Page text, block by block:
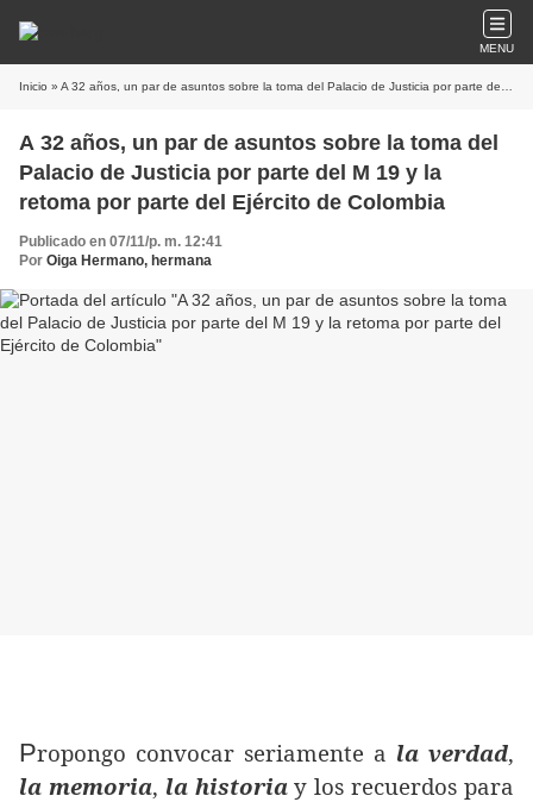
MENU
Inicio » A 32 años, un par de asuntos sobre la toma del Palacio de Justicia por parte del M 19 y la retoma por parte del Ejército de Colombia
A 32 años, un par de asuntos sobre la toma del
Palacio de Justicia por parte del M 19 y la
retoma por parte del Ejército de Colombia
Publicado en 07/11/p. m. 12:41
Por Oiga Hermano, hermana
Propongo convocar seriamente a la verdad,
la memoria, la historiay los recuerdos para